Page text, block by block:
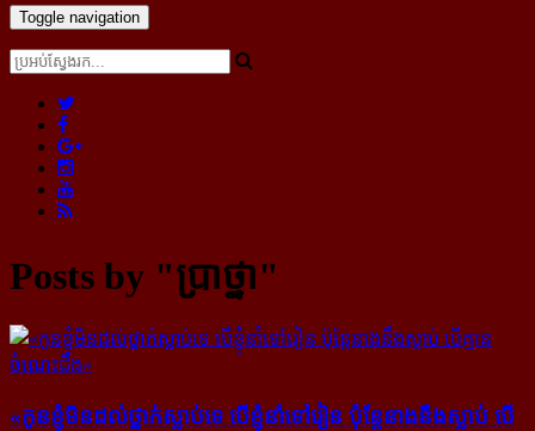
Toggle navigation
Posts by "ប្រាថ្នា"
«កូន​ខ្ញុំ​មិន​ដល់​ថ្នាក់​ស្លាប់​ទេ បើ​ខ្ញុំ​នាំ​ទៅ​រៀន ប៉ុន្តែ​នាង​នឹង​ស្លាប់ បើ​